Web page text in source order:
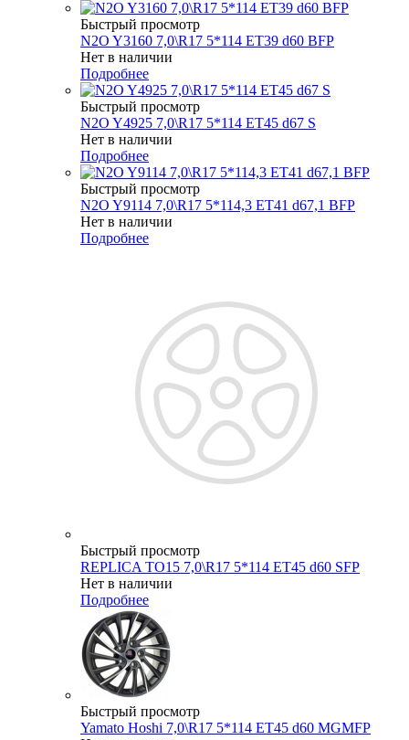
Быстрый просмотр
N2O Y3160 7,0\R17 5*114 ET39 d60 BFP
Нет в наличии
Подробнее
Быстрый просмотр
N2O Y4925 7,0\R17 5*114 ET45 d67 S
Нет в наличии
Подробнее
Быстрый просмотр
N2O Y9114 7,0\R17 5*114,3 ET41 d67,1 BFP
Нет в наличии
Подробнее
Быстрый просмотр
REPLICA TO15 7,0\R17 5*114 ET45 d60 SFP
Нет в наличии
Подробнее
Быстрый просмотр
Yamato Hoshi 7,0\R17 5*114 ET45 d60 MGMFP